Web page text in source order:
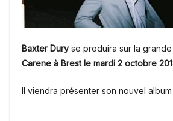
Baxter Dury se produira sur la
Carene à Brest le mardi 2 octobre
Il viendra présenter son nouvel album